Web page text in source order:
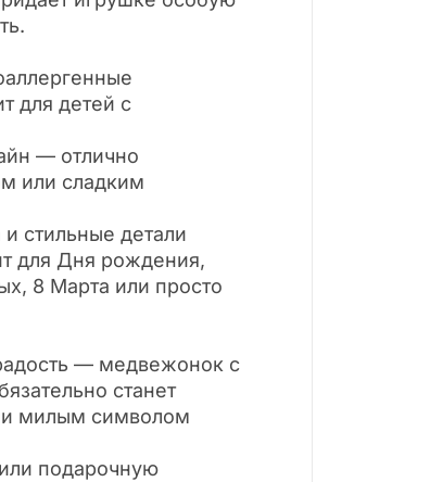
для детей с
— отлично
или сладким
и стильные детали
для Дня рождения,
8 Марта или просто
— медвежонок с
станет
милым символом
подарочную